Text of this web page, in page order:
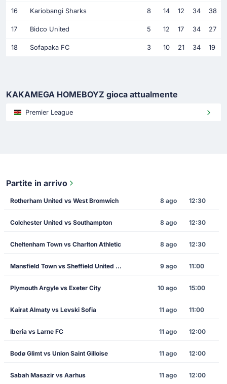
16 Kariobangi Sharks 8 14 12 34 38
17 Bidco United 5 12 17 34 27
18 Sofapaka FC 3 10 21 34 19
KAKAMEGA HOMEBOYZ gioca attualmente
Premier League
Partite in arrivo
Rotherham United vs West Bromwich 8 ago 12:30
Colchester United vs Southampton 8 ago 12:30
Cheltenham Town vs Charlton Athletic 8 ago 12:30
Mansfield Town vs Sheffield United FC 9 ago 11:00
Plymouth Argyle vs Exeter City 10 ago 15:00
Kairat Almaty vs Levski Sofia 11 ago 11:00
Iberia vs Larne FC 11 ago 12:00
Bodø Glimt vs Union Saint Gilloise 11 ago 12:00
Sabah Masazir vs Aarhus 11 ago 12:00